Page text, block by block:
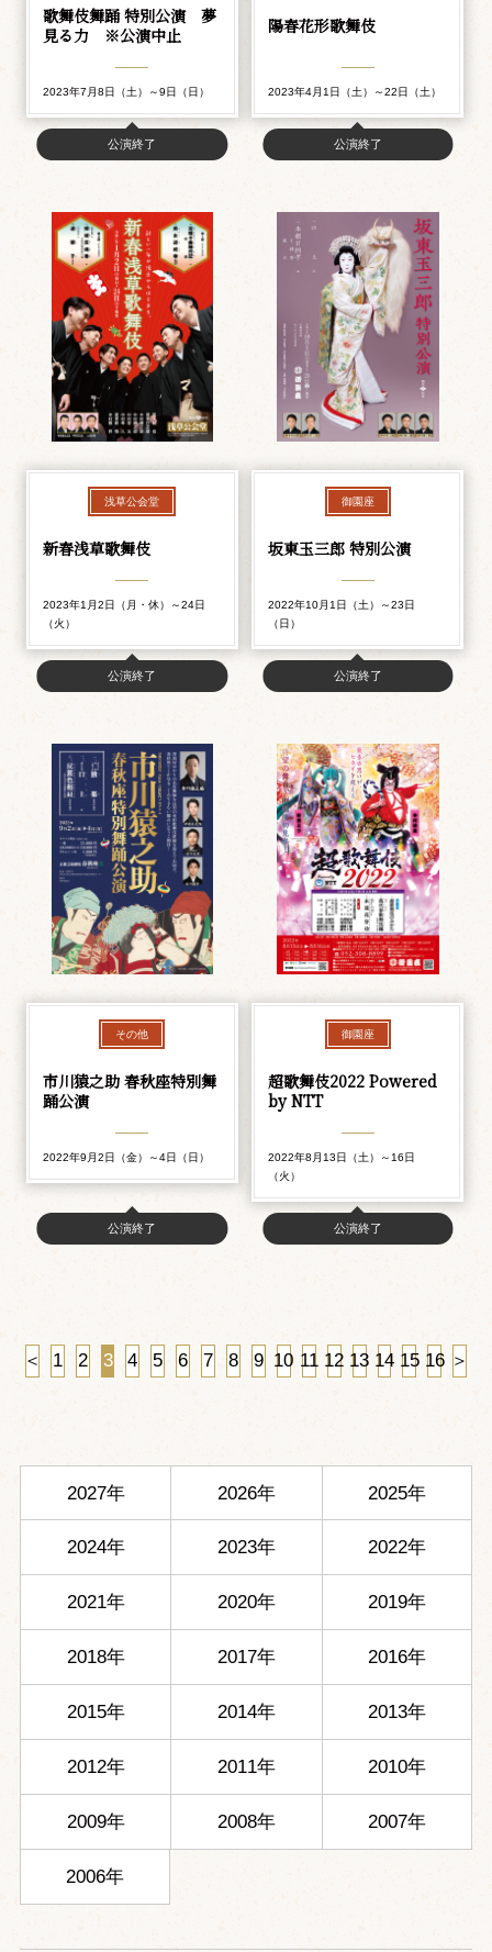
歌舞伎舞踊 特別公演 夢
見る力 ※公演中止
2023年7月8日（土）～9日（日）
公演終了
陽春花形歌舞伎
2023年4月1日（土）～22日（土）
公演終了
浅草公会堂
新春浅草歌舞伎
2023年1月2日（月・休）～24日
（火）
公演終了
御園座
坂東玉三郎 特別公演
2022年10月1日（土）～23日
（日）
公演終了
その他
市川猿之助 春秋座特別舞
踊公演
2022年9月2日（金）～4日（日）
公演終了
御園座
超歌舞伎2022 Powered
by NTT
2022年8月13日（土）～16日
（火）
公演終了
＜ 1 2 3 4 5 6 7 8 9 10 11 12 13 14 15 16 ＞
2027年 2026年 2025年
2024年 2023年 2022年
2021年 2020年 2019年
2018年 2017年 2016年
2015年 2014年 2013年
2012年 2011年 2010年
2009年 2008年 2007年
2006年